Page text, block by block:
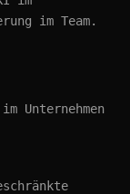
im Team.
Unternehmen